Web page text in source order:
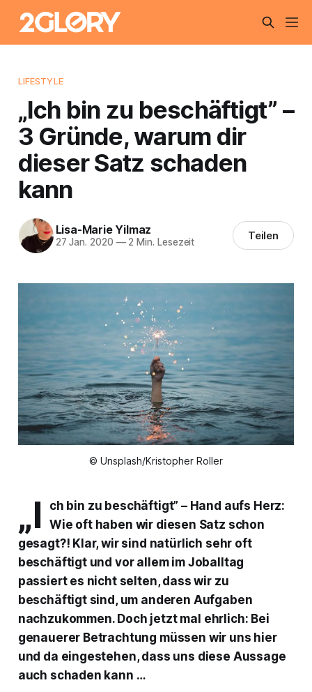
LIFESTYLE
„Ich bin zu beschäftigt” –
3 Gründe, warum dir
dieser Satz schaden
kann
Lisa-Marie Yilmaz
27 Jan. 2020 —2 Min. Lesezeit Teilen
© Unsplash/Kristopher Roller
„I
ch bin zu beschäftigt” – Hand aufs Herz:
Wie oft haben wir diesen Satz schon
gesagt?! Klar, wir sind natürlich sehr oft
beschäftigt und vor allem im Joballtag
passiert es nicht selten, dass wir zu
beschäftigt sind, um anderen Aufgaben
nachzukommen. Doch jetzt mal ehrlich: Bei
genauerer Betrachtung müssen wir uns hier
und da eingestehen, dass uns diese Aussage
auch schaden kann …